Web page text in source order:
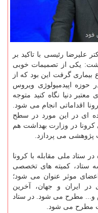
علیرضا رئیسی با تاکید بر
یکی از تصمیمات خوبی
بیماری گرفت این بود که از
حوزه اپیدمیولوژی ویروس
دنیا نگاه کنید متوجه
اقداماتی انجام می شود.
ای در این مورد در سطح
در وزارت بهداشت هم
پژوهشی می پردازد.
ستاد ملی مقابله با کرونا
ستاد، کمیته های تخصصی
موثر عنوان می شود؛
در ایران و جهان، آخرین
و... مطرح می شود. در ستاد
مطرح می شود.